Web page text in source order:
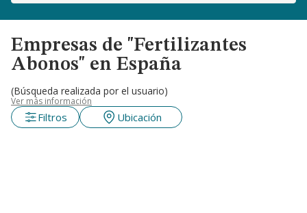
Empresas de "Fertilizantes
Abonos" en España
(Búsqueda realizada por el usuario)
Ver más información
Filtros Ubicación